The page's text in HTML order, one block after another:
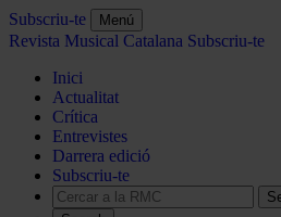
Subscriu-te Menú
Revista Musical Catalana Subscriu-te
Inici
Actualitat
Crítica
Entrevistes
Darrera edició
Subscriu-te